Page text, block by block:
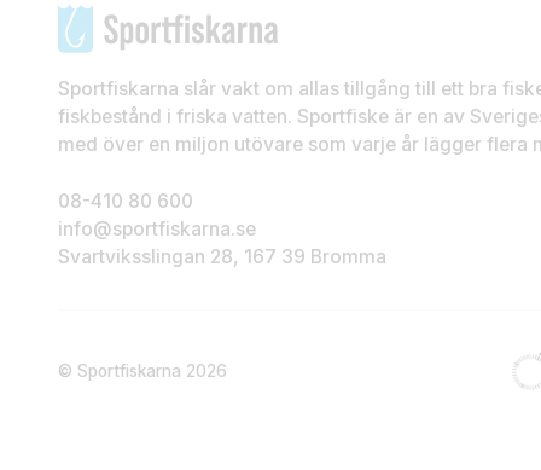
Sportfiskarna slår vakt om allas tillgång till ett bra
fiskbestånd i friska vatten. Sportfiske är en av
med över en miljon utövare som varje år lägger flera
08-410 80 600
info@sportfiskarna.se
Svartviksslingan 28, 167 39 Bromma
© Sportfiskarna 2026